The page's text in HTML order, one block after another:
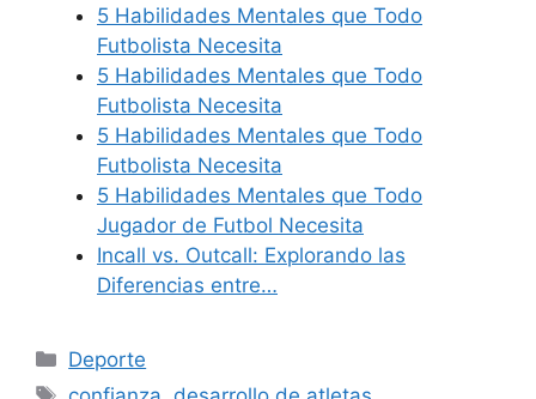
5 Habilidades Mentales que Todo
Futbolista Necesita
5 Habilidades Mentales que Todo
Futbolista Necesita
5 Habilidades Mentales que Todo
Futbolista Necesita
5 Habilidades Mentales que Todo
Jugador de Futbol Necesita
Incall vs. Outcall: Explorando las
Diferencias entre…
Categories
Deporte
Tags